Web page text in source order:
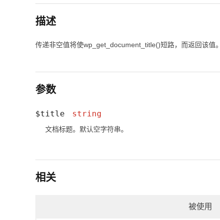
描述
传递非空值将使wp_get_document_title()短路，而返回该值
参数
$title string
文档标题。默认空字符串。
相关
被使用